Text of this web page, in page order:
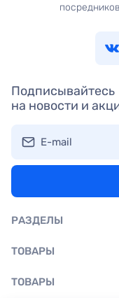
Подписывайтесь
на новости и
E-mail
РАЗДЕЛЫ
ТОВАРЫ
ТОВАРЫ